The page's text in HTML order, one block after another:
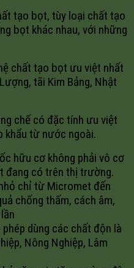
tạo bọt, tùy loại chất tạo
bọt khác nhau, với những
chất tạo bọt ưu việt nhất
tãi Kim Bảng, Nhật
chế có đặc tính ưu việt
khẩu từ nước ngoài.
hữu cơ không phải vô cơ
đang có trên thị trường.
chỉ từ Micromet đến
chống thấm, cách âm,
dùng các chất độn là
Nông Nghiệp, Lâm